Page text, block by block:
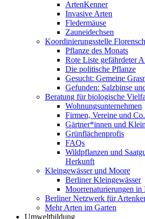
ArtenKenner
Invasive Arten
Fledermäuse
Zauneidechsen
Koordinierungsstelle
Pflanze des Monats
Rote Liste gefährdeter
Die politische Pflanze
Gesucht: Gemeine
Gefunden: Salzbinse
Beratung für biologische
Wohnungsunternehmen
Firmen, Vereine und Co.
Gärtner*innen und
Grünflächenprofis
FAQs
Wildpflanzen und
Herkunft
Kleingewässer und Moore
Berliner Kleingewässer
Moorrenaturierungen in
Berliner Netzwerk für
Mehr Arten im Garten
Umweltbildung